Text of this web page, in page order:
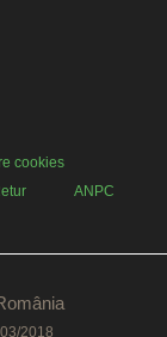
cookies
ANPC
2018